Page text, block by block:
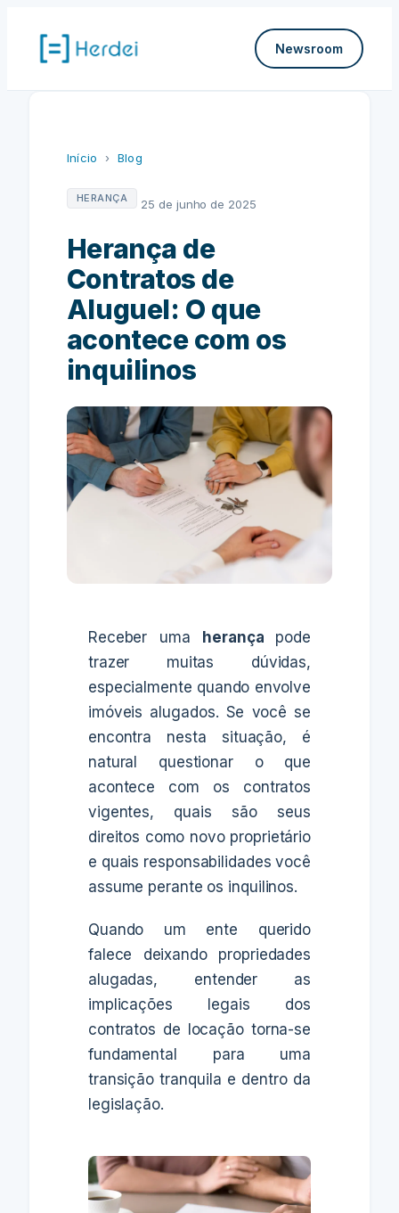
Newsroom
Início › Blog
HERANÇA 25 de junho de 2025
Herança de
Contratos de
Aluguel: O que
acontece com os
inquilinos
Receber uma herança pode
trazer muitas dúvidas,
especialmente quando envolve
imóveis alugados. Se você se
encontra nesta situação, é
natural questionar o que
acontece com os contratos
vigentes, quais são seus
direitos como novo proprietário
e quais responsabilidades você
assume perante os inquilinos.
Quando um ente querido
falece deixando propriedades
alugadas, entender as
implicações legais dos
contratos de locação torna-se
fundamental para uma
transição tranquila e dentro da
legislação.